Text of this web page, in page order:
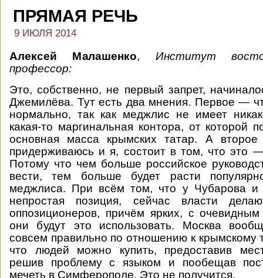
ПРЯМАЯ РЕЧЬ
9 ИЮЛЯ 2014
Алексей Малашенко, Институт
профессор:
Это, собственно, не первый запрет,
Джемилёва. Тут есть два мнения. Первое —
нормально, так как меджлис не имеет
какая-то маргинальная контора, от которой
основная масса крымских татар. А второе
придерживаюсь и я, состоит в том, что это
Потому что чем больше российское
вести, тем больше будет расти
меджлиса. При всём том, что у Чубарова и
непростая позиция, сейчас власти
оппозиционеров, причём ярких, с
они будут это использовать. Москва
совсем правильно по отношению к крымскому
что людей можно купить, предоставив
решив проблему с языком и пообещав
мечеть в Симферополе. Это не получится.